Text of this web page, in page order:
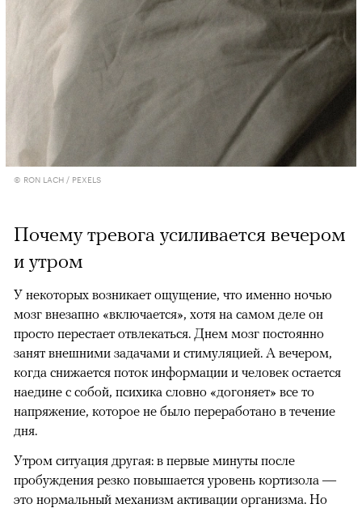
© RON LACH / PEXELS
Почему тревога усиливается вечером
и утром
У некоторых возникает ощущение, что именно ночью
мозг внезапно «включается», хотя на самом деле он
просто перестает отвлекаться. Днем мозг постоянно
занят внешними задачами и стимуляцией. А вечером,
когда снижается поток информации и человек остается
наедине с собой, психика словно «догоняет» все то
напряжение, которое не было переработано в течение
дня.
Утром ситуация другая: в первые минуты после
пробуждения резко повышается уровень кортизола —
это нормальный механизм активации организма. Но